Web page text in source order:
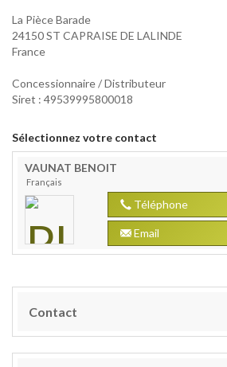
La Pièce Barade
24150 ST CAPRAISE DE LALINDE
France
Concessionnaire / Distributeur
Siret : 49539995800018
Sélectionnez votre contact
VAUNAT BENOIT
Français
Téléphone
Email
Contact